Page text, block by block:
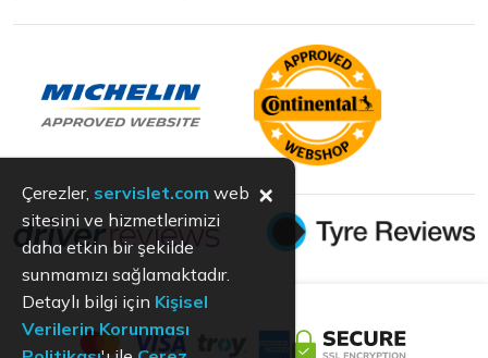
Çerezler, servislet.com web
sitesini ve hizmetlerimizi
daha etkin bir şekilde
sunmamızı sağlamaktadır.
Detaylı bilgi için Kişisel
Verilerin Korunması
×